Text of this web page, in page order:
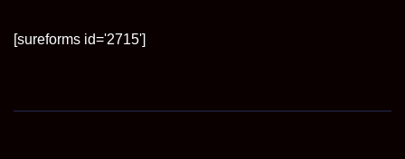
[sureforms id='2715']